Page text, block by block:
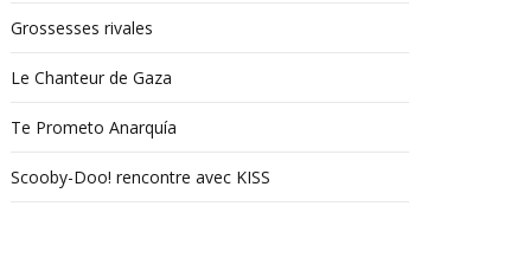
Grossesses rivales
Le Chanteur de Gaza
Te Prometo Anarquía
Scooby-Doo! rencontre avec KISS